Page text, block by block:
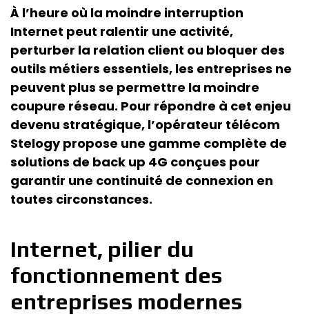
À l’heure où la moindre interruption
Internet peut ralentir une activité,
perturber la relation client ou bloquer des
outils métiers essentiels, les entreprises ne
peuvent plus se permettre la moindre
coupure réseau. Pour répondre à cet enjeu
devenu stratégique, l’opérateur télécom
Stelogy propose une gamme complète de
solutions de back up 4G conçues pour
garantir une continuité de connexion en
toutes circonstances.
Internet, pilier du
fonctionnement des
entreprises modernes